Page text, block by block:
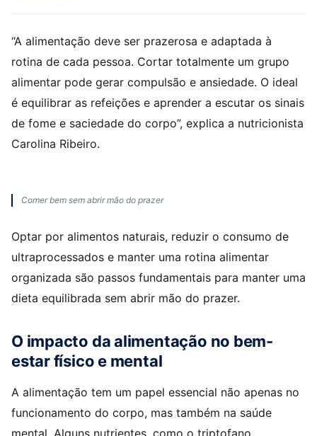
“A alimentação deve ser prazerosa e adaptada à
rotina de cada pessoa. Cortar totalmente um grupo
alimentar pode gerar compulsão e ansiedade. O ideal
é equilibrar as refeições e aprender a escutar os sinais
de fome e saciedade do corpo”, explica a nutricionista
Carolina Ribeiro.
Comer bem sem abrir mão do prazer
Optar por alimentos naturais, reduzir o consumo de
ultraprocessados e manter uma rotina alimentar
organizada são passos fundamentais para manter uma
dieta equilibrada sem abrir mão do prazer.
O impacto da alimentação no bem-
estar físico e mental
A alimentação tem um papel essencial não apenas no
funcionamento do corpo, mas também na saúde
mental. Alguns nutrientes, como o triptofano,